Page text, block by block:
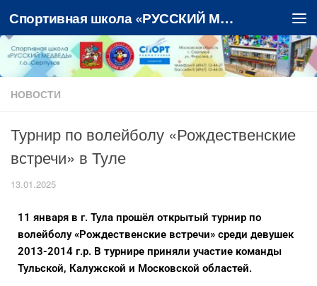
Перейти к содержимому Спортивная школа «РУССКИЙ МЕДВЕДЬ»
НОВОСТИ
Турнир по волейболу «Рождественские
встречи» в Туле
13.01.2025
11 января в г. Тула прошёл открытый турнир по
волейболу «Рождественские встречи» среди девушек
2013-2014 г.р. В турнире приняли участие команды
Тульской, Калужской и Московской областей.